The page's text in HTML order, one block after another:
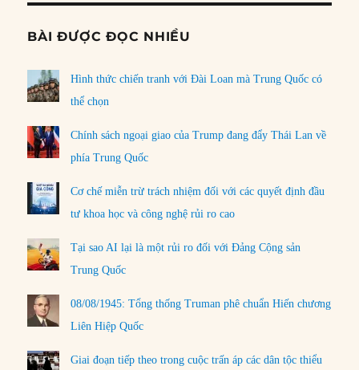
BÀI ĐƯỢC ĐỌC NHIỀU
Hình thức chiến tranh với Đài Loan mà Trung Quốc có
thể chọn
Chính sách ngoại giao của Trump đang đẩy Thái Lan về
phía Trung Quốc
Cơ chế miễn trừ trách nhiệm đối với các quyết định đầu
tư khoa học và công nghệ rủi ro cao
Tại sao AI lại là một rủi ro đối với Đảng Cộng sản
Trung Quốc
08/08/1945: Tổng thống Truman phê chuẩn Hiến chương
Liên Hiệp Quốc
Giai đoạn tiếp theo trong cuộc trấn áp các dân tộc thiểu